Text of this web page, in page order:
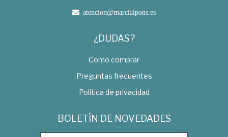
atencion@marcialpons.es
¿DUDAS?
Como comprar
Preguntas frecuentes
Política de privacidad
BOLETÍN DE NOVEDADES